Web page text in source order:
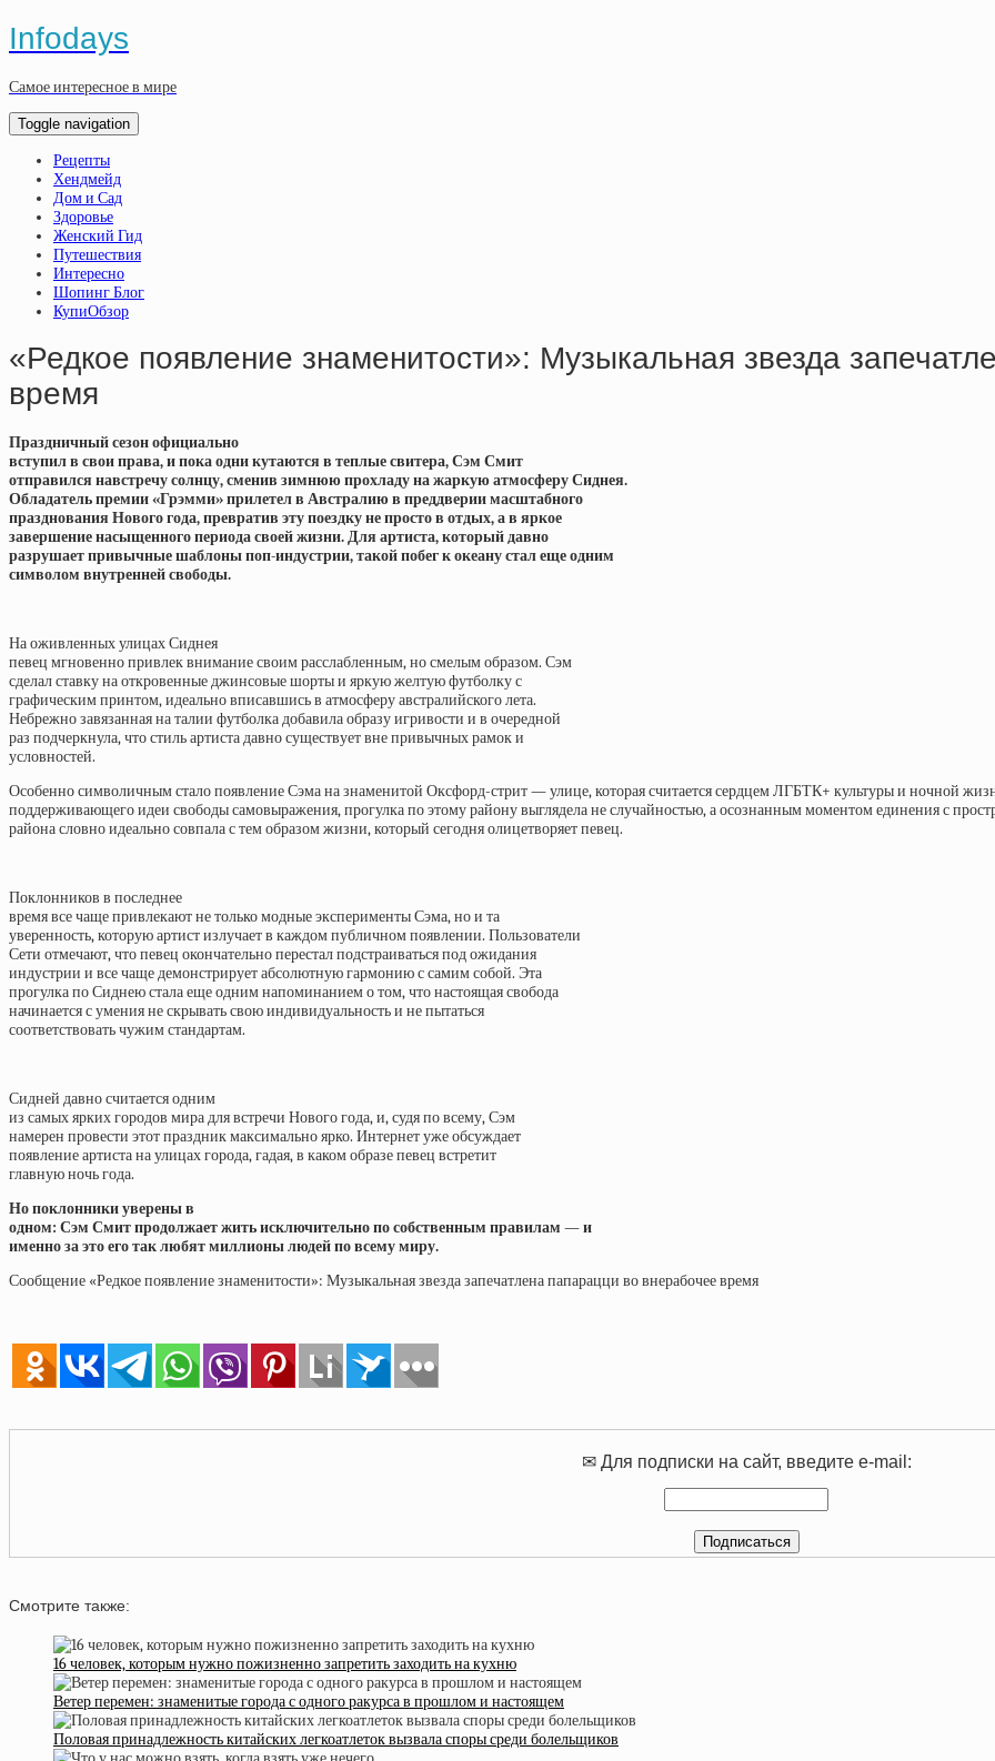
Infodays
Самое интересное в мире
Toggle navigation
Рецепты
Хендмейд
Дом и Сад
Здоровье
Женский Гид
Путешествия
Интересно
Шопинг Блог
КупиОбзор
«Редкое появление знаменитости»: Музыкальная звезда
время
Праздничный сезон официально
вступил в свои права, и пока одни кутаются в теплые свитера, Сэм Смит
отправился навстречу солнцу, сменив зимнюю прохладу на жаркую атмосферу Сиднея.
Обладатель премии «Грэмми» прилетел в Австралию в преддверии масштабного
празднования Нового года, превратив эту поездку не просто в отдых, а в яркое
завершение насыщенного периода своей жизни. Для артиста, который давно
разрушает привычные шаблоны поп-индустрии, такой побег к океану стал еще одним
символом внутренней свободы.
На оживленных улицах Сиднея
певец мгновенно привлек внимание своим расслабленным, но смелым образом. Сэм
сделал ставку на откровенные джинсовые шорты и яркую желтую футболку с
графическим принтом, идеально вписавшись в атмосферу австралийского лета.
Небрежно завязанная на талии футболка добавила образу игривости и в очередной
раз подчеркнула, что стиль артиста давно существует вне привычных рамок и
условностей.
Особенно символичным стало появление Сэма на знаменитой Оксфорд-стрит — улице, которая считается сердцем ЛГБТК+ культуры и ночной
поддерживающего идеи свободы самовыражения, прогулка по этому району выглядела не случайностью, а осознанным моментом единения с
района словно идеально совпала с тем образом жизни, который сегодня олицетворяет певец.
Поклонников в последнее
время все чаще привлекают не только модные эксперименты Сэма, но и та
уверенность, которую артист излучает в каждом публичном появлении. Пользователи
Сети отмечают, что певец окончательно перестал подстраиваться под ожидания
индустрии и все чаще демонстрирует абсолютную гармонию с самим собой. Эта
прогулка по Сиднею стала еще одним напоминанием о том, что настоящая свобода
начинается с умения не скрывать свою индивидуальность и не пытаться
соответствовать чужим стандартам.
Сидней давно считается одним
из самых ярких городов мира для встречи Нового года, и, судя по всему, Сэм
намерен провести этот праздник максимально ярко. Интернет уже обсуждает
появление артиста на улицах города, гадая, в каком образе певец встретит
главную ночь года.
Но поклонники уверены в
одном: Сэм Смит продолжает жить исключительно по собственным правилам — и
именно за это его так любят миллионы людей по всему миру.
Сообщение «Редкое появление знаменитости»: Музыкальная звезда запечатлена папарацци во внерабочее время
✉ Для подписки на сайт, введите e-mail:
Смотрите также:
16 человек, которым нужно пожизненно запретить заходить на кухню
Ветер перемен: знаменитые города с одного ракурса в прошлом и настоящем
Половая принадлежность китайских легкоатлеток вызвала споры среди болельщиков